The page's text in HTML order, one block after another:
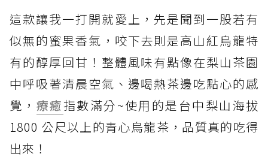
這款讓我一打開就愛上，先是聞到一股若有
似無的蜜果香氣，咬下去則是高山紅烏龍特
有的醇厚回甘！整體風味有點像在梨山茶園
中呼吸著清晨空氣、邊喝熱茶邊吃點心的感
覺， 療癒指數滿分~使用的是台中梨山海拔
1800 公尺以上的青心烏龍茶，品質真的吃得
出來！